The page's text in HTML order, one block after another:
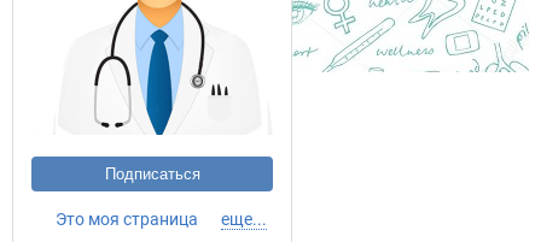
Подписаться
Это моя страница еще...